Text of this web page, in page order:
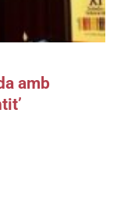
amb